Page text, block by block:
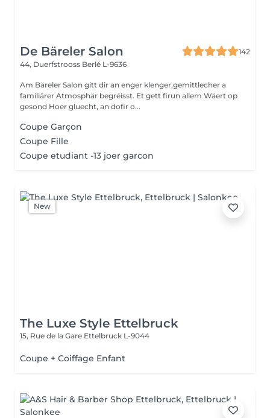
De Bäreler Salon
142
44, Duerfstrooss Berlé L-9636
Am Bäreler Salon gitt dir an enger klenger,gemittlecher a
familiärer Atmosphär begréisst. Et gett firun allem Wäert op
gesond Hoer gluecht, an dofir o...
Coupe Garçon
Coupe Fille
Coupe etudiant -13 joer garcon
New
The Luxe Style Ettelbruck
15, Rue de la Gare Ettelbruck L-9044
Coupe + Coiffage Enfant